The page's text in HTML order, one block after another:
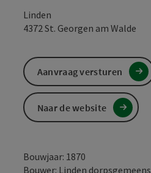
Linden
4372St. Georgen am Walde
Bouwjaar: 1870
Bouwer: Linden
Aanvraag versturen
Naar de website